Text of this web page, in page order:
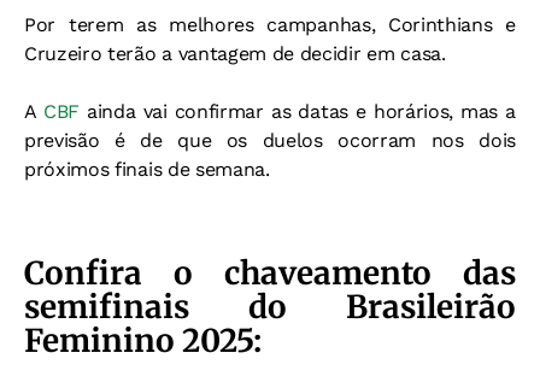
Por terem as melhores campanhas, Corinthians e
Cruzeiro terão a vantagem de decidir em casa.
A CBF ainda vai confirmar as datas e horários, mas a
previsão é de que os duelos ocorram nos dois
próximos finais de semana.
Confira o chaveamento das
semifinais do Brasileirão
Feminino 2025: